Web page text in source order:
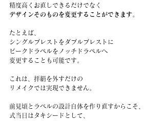
精度高くお直しできるだけでなく
デザインそのものを変更することができます。
たとえば、
シングルブレストをダブルブレストに
ピークドラペルをノッチドラペルへ
変更することも可能です。
これは、拝絹を外すだけの
リメイクでは実現できません。
前見頃とラペルの設計自体を作り直すからこそ、
式当日はタキシードとして、